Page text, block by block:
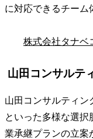
に対応できるチーム
株式会社タナベ
山田コンサルテ
山田コンサルティ
といった多様な選
業承継プランの立案